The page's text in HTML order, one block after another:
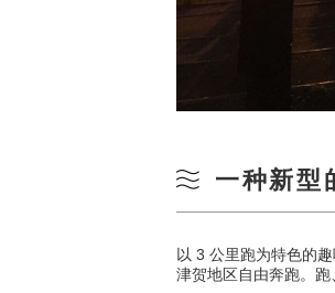
一种新型
以 3 公里跑为特色的
津贺地区自由奔跑。跑